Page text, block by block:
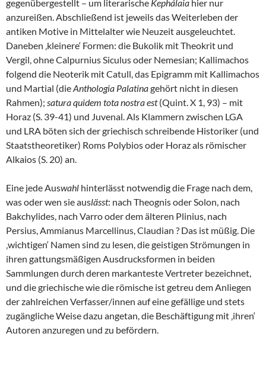
gegenübergestellt – um literarische Kephálaia hier nur
anzureißen. Abschließend ist jeweils das Weiterleben der
antiken Motive in Mittelalter wie Neuzeit ausgeleuchtet.
Daneben ‚kleinere‘ Formen: die Bukolik mit Theokrit und
Vergil, ohne Calpurnius Siculus oder Nemesian; Kallimachos
folgend die Neoterik mit Catull, das Epigramm mit Kallimachos
und Martial (dieAnthologia Palatinagehört nicht in diesen
Rahmen); satura quidem tota nostra est(Quint. X 1, 93) – mit
Horaz (S. 39-41) und Juvenal. Als Klammern zwischen LGA
und LRA böten sich der griechisch schreibende Historiker (und
Staatstheoretiker) Roms Polybios oder Horaz als römischer
Alkaios (S. 20) an.
Eine jede Auswahl hinterlässt notwendig die Frage nach dem,
was oder wen sie auslässt: nach Theognis oder Solon, nach
Bakchylides, nach Varro oder dem älteren Plinius, nach
Persius, Ammianus Marcellinus, Claudian ? Das ist müßig. Die
‚wichtigen‘ Namen sind zu lesen, die geistigen Strömungen in
ihren gattungsmäßigen Ausdrucksformen in beiden
Sammlungen durch deren markanteste Vertreter bezeichnet,
und die griechische wie die römische ist getreu dem Anliegen
der zahlreichen Verfasser/innen auf eine gefällige und stets
zugängliche Weise dazu angetan, die Beschäftigung mit ‚ihren‘
Autoren anzuregen und zu befördern.